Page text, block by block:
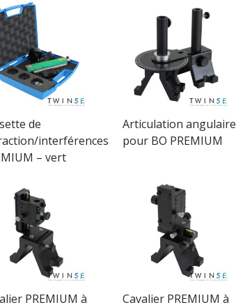
de
interférences
– vert
Articulation angulaire
pour BO PREMIUM
PREMIUM à Cavalier PREMIUM à